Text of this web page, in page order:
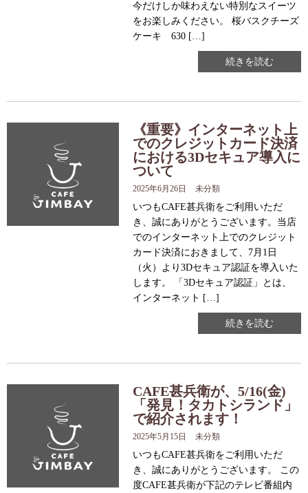
今だけしか味わえない特別なスイーツ
をお楽しみください。 桜バスクチーズ
ケーキ 630 […]
続きを読む
《重要》インターネット上
でのクレジットカード決済
における3Dセキュア導入に
ついて
2025年6月26日 未分類
いつもCAFE甚兵衛をご利用いただ
き、誠にありがとうございます。当店
でのインターネット上でのクレジット
カード決済におきまして、7月1日
（火）より3Dセキュア認証を導入いた
します。 「3Dセキュア認証」とは、
インターネット […]
続きを読む
CAFE甚兵衛が、5/16(金)
「発見！タカトシランド」
で紹介されます！
2025年5月15日 未分類
いつもCAFE甚兵衛をご利用いただ
き、誠にありがとうございます。 この
度CAFE甚兵衛が下記のテレビ番組内